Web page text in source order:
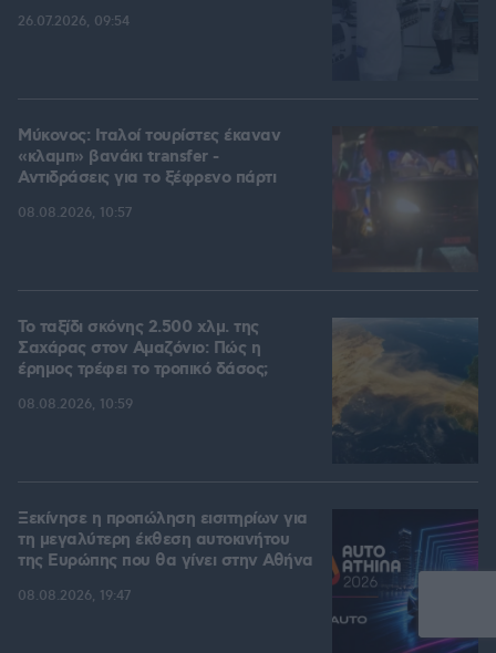
26.07.2026, 09:54
Μύκονος: Ιταλοί τουρίστες έκαναν
«κλαμπ» βανάκι transfer -
Αντιδράσεις για το ξέφρενο πάρτι
08.08.2026, 10:57
Το ταξίδι σκόνης 2.500 χλμ. της
Σαχάρας στον Αμαζόνιο: Πώς η
έρημος τρέφει το τροπικό δάσος;
08.08.2026, 10:59
Ξεκίνησε η προπώληση εισιτηρίων για
τη μεγαλύτερη έκθεση αυτοκινήτου
της Ευρώπης που θα γίνει στην Αθήνα
08.08.2026, 19:47